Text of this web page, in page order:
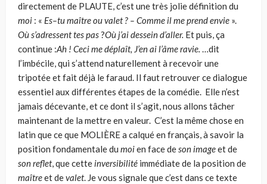
directement de PLAUTE, c’est une très jolie définition du
moi : « Es–tu maître ou valet ? – Comme il me prend envie ».
Où s’adressent tes pas?Où j’ai dessein d’aller. Et puis, ça
continue :Ah ! Ceci me déplaît, J’en ai l’âme ravie. …dit
l’imbécile, qui s’attend naturellement à recevoir une
tripotée et fait déjà le faraud. Il faut retrouver ce dialogue
essentiel aux différentes étapes de la comédie. Elle n’est
jamais décevante, et ce dont il s’agit, nous allons tâcher
maintenant de la mettre en valeur. C’est la même chose en
latin que ce que MOLIÈRE a calqué en français, à savoir la
position fondamentale du moien face desonimageet de
son reflet, que cetteinversibilité immédiate de la position de
maîtreet devalet. Je vous signale que c’est dans ce texte